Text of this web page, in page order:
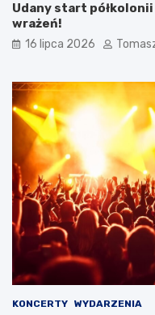
Udany start
wrażeń!
16 lipca 2026
KONCERTY WYDARZENIA